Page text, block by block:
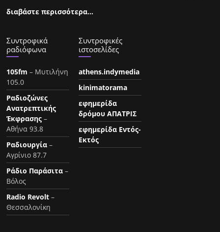
διαβάστε περισσότερα…
Συντροφικά
ραδιόφωνα
105fm – Μυτιλήνη
105.0
Ραδιοζώνες
Ανατρεπτικής
Έκφρασης –
Αθήνα 93.8
Ραδιουργία –
Αγρίνιο 87.7
Ράδιο Παράσιτα –
Βόλος
Radio Revolt –
Θεσσαλονίκη
Συντροφικές
ιστοσελίδες
athens.indymedia
kinimatorama
εφημερίδα
δρόμου ΑΠΑΤΡΙΣ
εφημερίδα Εντός-
Εκτός